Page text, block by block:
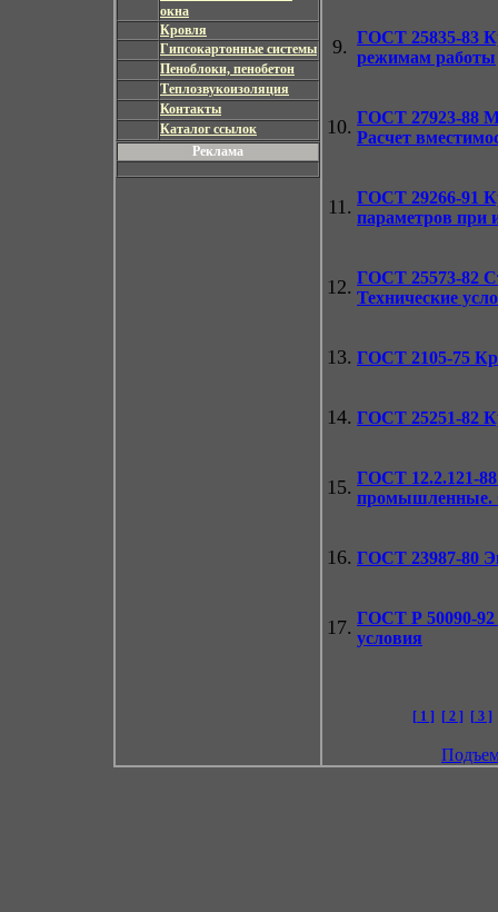
окна
Кровля
Гипсокартонные системы
Пеноблоки, пенобетон
Теплозвукоизоляция
Контакты
Каталог ссылок
Реклама
9. ГОСТ 25835-83
режимам работы
10. ГОСТ 27923-88
Расчет
11. ГОСТ 29266-91
параметров при
12. ГОСТ 25573-82
Технические
13. ГОСТ 2105-75
14. ГОСТ 25251-82
15. ГОСТ 12.2.121-88
промышленные.
16. ГОСТ 23987-80
17. ГОСТ Р 50090-92
условия
[ 1 ] [ 2 ] [ 3 ]